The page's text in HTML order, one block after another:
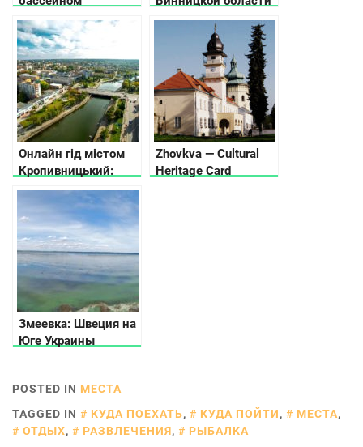
выставлен на
Онлайн гід містом
Кропивницький:
куди піти та що
подивитися
Zhovkva — Cultural
Heritage Card
Змеевка: Швеция на
Юге Украины
POSTED IN МЕСТА
TAGGED IN
КУДА ПОЕХАТЬ, КУДА ПОЙТИ, МЕСТА,
ОТДЫХ, РАЗВЛЕЧЕНИЯ, РЫБАЛКА